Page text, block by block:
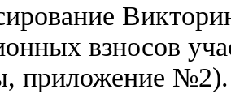
взносов
приложение №2).